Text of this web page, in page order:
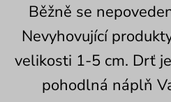
Běžně se
Nevyhovující
velikosti 1-5 cm. Drť
pohodlná náplň